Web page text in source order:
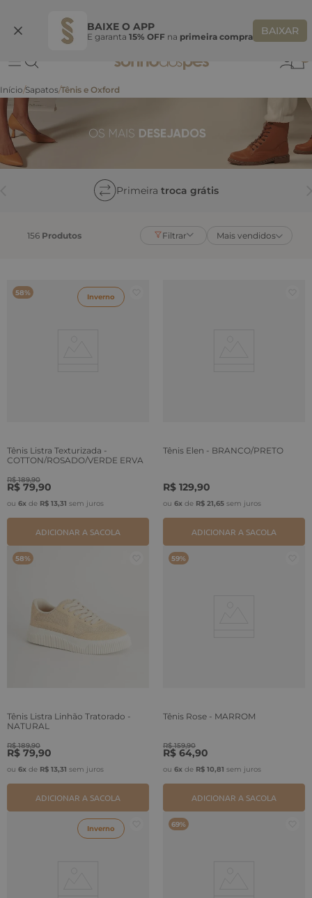
BAIXE O APP
E garanta 15% OFF na primeira compra BAIXAR
Ganhe 10% OFF na coleção utilizando o código do seu vendedor*
Sapatos Tênis e Oxford
Primeira troca grátis
156 Produtos Filtrar Mais vendidos
Inverno
58%
Tênis Listra Texturizada -
COTTON/ROSADO/VERDE ERVA
R$ 189,90
R$ 79,90
ou 6x de R$ 13,31 sem juros
ADICIONAR A SACOLA
Tênis Elen - BRANCO/PRETO
R$ 129,90
ou 6x de R$ 21,65 sem juros
ADICIONAR A SACOLA
58%
Tênis Listra Linhão Tratorado -
NATURAL
R$ 189,90
R$ 79,90
ou 6x de R$ 13,31 sem juros
ADICIONAR A SACOLA
59%
Tênis Rose - MARROM
R$ 159,90
R$ 64,90
ou 6x de R$ 10,81 sem juros
ADICIONAR A SACOLA
Inverno 69%